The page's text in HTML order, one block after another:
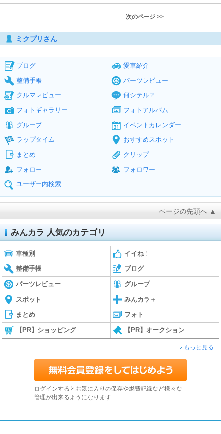
次のページ >>
ミクプリさん
ブログ
愛車紹介
整備手帳
パーツレビュー
クルマレビュー
何シテル？
フォトギャラリー
フォトアルバム
グループ
イベントカレンダー
ラップタイム
おすすめスポット
まとめ
クリップ
フォロー
フォロワー
ユーザー内検索
ページの先頭へ ▲
みんカラ 人気のカテゴリ
車種別 イイね！
整備手帳 ブログ
パーツレビュー グループ
スポット みんカラ＋
まとめ フォト
【PR】ショッピング 【PR】オークション
もっと見る
ログインするとお気に入りの保存や燃費記録など様々な
管理が出来るようになります